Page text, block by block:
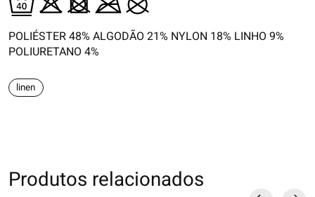
POLIÉSTER 48% ALGODÃO 21% NYLON 18% LINHO 9%
POLIURETANO 4%
linen
Produtos relacionados